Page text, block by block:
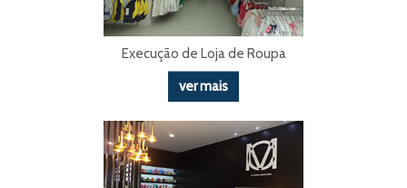
Execução de Loja de Roupa
ver mais